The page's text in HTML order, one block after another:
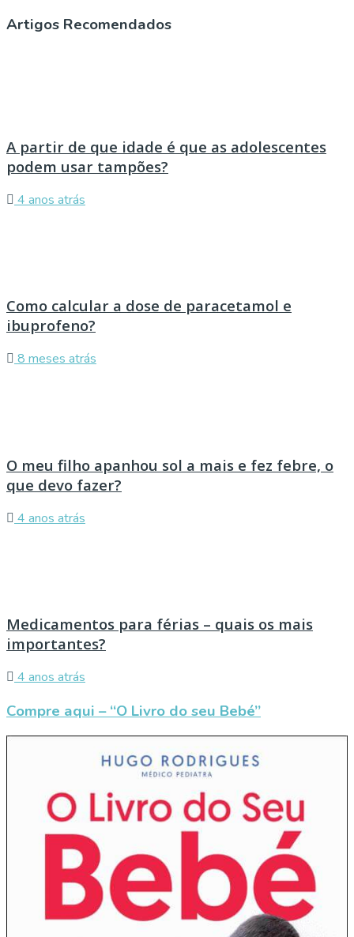
Artigos Recomendados
A partir de que idade é que as adolescentes
podem usar tampões?
4 anos atrás
Como calcular a dose de paracetamol e
ibuprofeno?
8 meses atrás
O meu filho apanhou sol a mais e fez febre, o
que devo fazer?
4 anos atrás
Medicamentos para férias – quais os mais
importantes?
4 anos atrás
Compre aqui – “O Livro do seu Bebé”